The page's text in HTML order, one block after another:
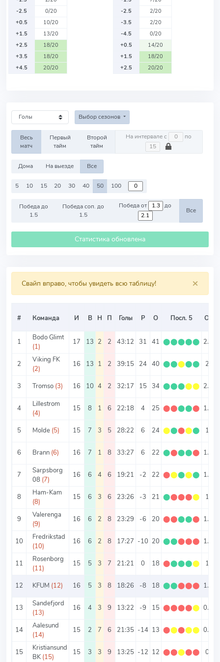
-2.5
0/20
+0.5
10/20
+1.5
13/20
+2.5
18/20
+3.5
18/20
+4.5
20/20
-2.5
2/20
-3.5
2/20
-4.5
0/20
+0.5
14/20
+1.5
18/20
+2.5
20/20
Выбор сезонов
Весь
матч
Первый
тайм
Второй
тайм
На интервале с по
Дома На выезде Все
5 10 15 20 30 40 50 100
Победа до
1.5
Победа соп. до
1.5
Победа от до
Все
Статистика обновлена
×
Свайп вправо, чтобы увидеть всю таблицу!
# Команда И В Н П Голы Р О Посл. 5 О/И
1
Bodo Glimt
(1)
17 13 2 2 43:12 31 41 ⬤⬤⬤⬤⬤ 2.41
2
Viking FK
(2)
16 13 1 2 39:15 24 40 ⬤⬤⬤⬤⬤ 2.5
3 Tromso (3) 16 10 4 2 32:17 15 34 ⬤⬤⬤⬤⬤ 2.13
4
Lillestrom
(4)
15 8 1 6 22:18 4 25 ⬤⬤⬤⬤⬤ 1.67
5 Molde (5) 15 7 3 5 28:22 6 24 ⬤⬤⬤⬤⬤ 1.6
6 Brann (6) 16 7 1 8 33:27 6 22 ⬤⬤⬤⬤⬤ 1.38
7
Sarpsborg
08 (7)
16 6 4 6 19:21 -2 22 ⬤⬤⬤⬤⬤ 1.38
8
Ham-Kam
(8)
15 6 3 6 23:26 -3 21 ⬤⬤⬤⬤⬤ 1.4
9
Valerenga
(9)
16 6 2 8 23:29 -6 20 ⬤⬤⬤⬤⬤ 1.25
10
Fredrikstad
(10)
16 6 2 8 17:27 -10 20 ⬤⬤⬤⬤⬤ 1.25
11
Rosenborg
(11)
15 5 3 7 21:21 0 18 ⬤⬤⬤⬤⬤ 1.2
12 KFUM (12) 16 5 3 8 18:26 -8 18 ⬤⬤⬤⬤⬤ 1.13
13
Sandefjord
(13)
16 4 3 9 13:22 -9 15 ⬤⬤⬤⬤⬤ 0.94
14
Aalesund
(14)
15 2 7 6 21:35 -14 13 ⬤⬤⬤⬤⬤ 0.87
15
Kristiansund
BK (15)
15 3 3 9 13:25 -12 12 ⬤⬤⬤⬤⬤ 0.8